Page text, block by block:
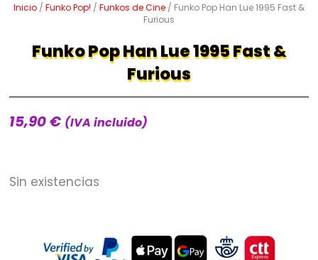
Inicio / Funko Pop! / Funkos de Cine / Funko Pop Han Lue 1995 Fast &
Furious
Funko Pop Han Lue 1995 Fast &
Furious
15,90€ (IVA incluido)
Sin existencias